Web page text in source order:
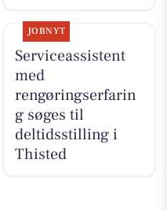
JOBNYT
Serviceassistent
med
rengøringserfarin
g søges til
deltidsstilling i
Thisted